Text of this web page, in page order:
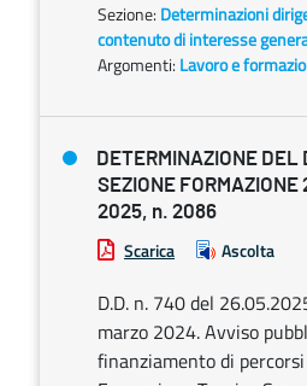
Sezione: Determinazioni
contenuto di interesse
Argomenti: Lavoro e
DETERMINAZIONE DEL
SEZIONE
2025, n. 2086
Scarica Ascolta
D.D. n. 740 del
marzo 2024. Avviso
finanziamento di